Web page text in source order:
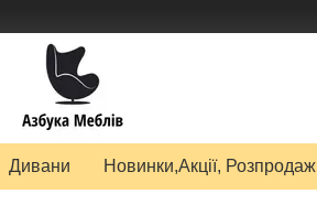
Дивани Новинки,Акції, Розпродаж